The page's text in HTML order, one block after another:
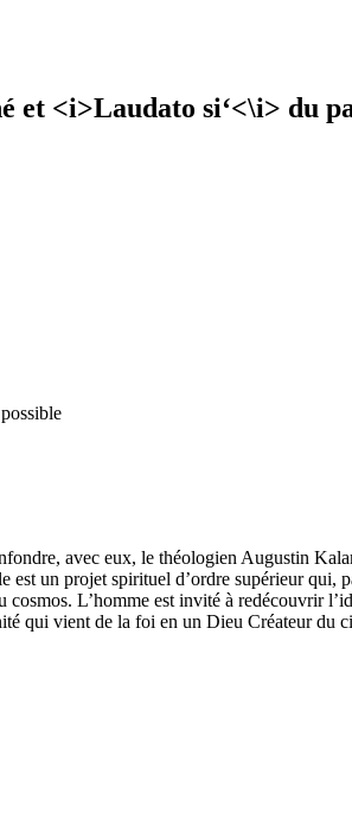
et <i>Laudato si‘<\i> du
avec eux, le théologien Augustin
un projet spirituel d’ordre supérieur
L’homme est invité à redécouvrir
qui vient de la foi en un Dieu Créateur du